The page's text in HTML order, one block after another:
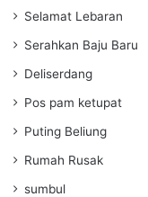
Selamat Lebaran
Serahkan Baju Baru
Deliserdang
Pos pam ketupat
Puting Beliung
Rumah Rusak
sumbul